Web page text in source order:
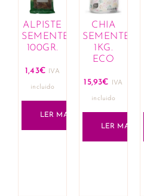
ALPISTE
SEMENTES
100GR.
1,43€ IVA
incluido
LER MAIS
CHIA
SEMENTES
1KG.
ECO
15,93€ IVA
incluido
LER MAIS